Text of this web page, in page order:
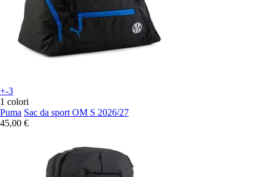
+-3
1 colori
Puma Sac da sport OM S 2026/27
45,00 €